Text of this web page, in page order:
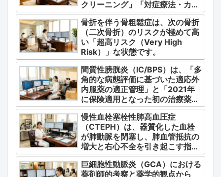
クリーニング」「対症療法・カク
テル療法の適正使用」「画期的な
新薬・DDSの動向」の3つの軸か
ら整理します。
骨折を伴う骨粗鬆症は、次の骨折
（二次骨折）のリスクが極めて高
い「超高リスク（Very High
Risk）」な状態です。
間質性膀胱炎（IC/BPS）は、「多
角的な病態評価に基づいた適応外
内服薬の適正管理」と「2021年
に保険適用となった初の治療薬で
あるジメチルスルホキシド
（DMSO）の安全かつ確実な調
剤・運用」に集約されます。
慢性血栓塞栓性肺高血圧症
（CTEPH）は、器質化した血栓
が肺動脈を閉塞し、肺血管抵抗の
増大と右心不全を引き起こす指定
難病（第4群肺高血圧症）です。
巨細胞性動脈炎（GCA）における
薬剤師的考察と薬学的観点から